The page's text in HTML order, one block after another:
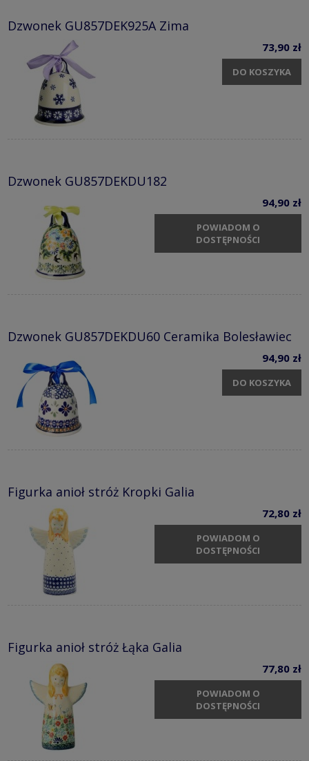
Dzwonek GU857DEK925A Zima
73,90 zł
DO KOSZYKA
Dzwonek GU857DEKDU182
94,90 zł
POWIADOM O
DOSTĘPNOŚCI
Dzwonek GU857DEKDU60 Ceramika Bolesławiec
94,90 zł
DO KOSZYKA
Figurka anioł stróż Kropki Galia
72,80 zł
POWIADOM O
DOSTĘPNOŚCI
Figurka anioł stróż Łąka Galia
77,80 zł
POWIADOM O
DOSTĘPNOŚCI